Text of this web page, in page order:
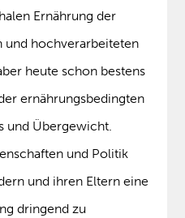
Ernährung der
und hochverarbeiteten
heute schon bestens
ernährungsbedingten
und Übergewicht.
und Politik
und ihren Eltern eine
dringend zu